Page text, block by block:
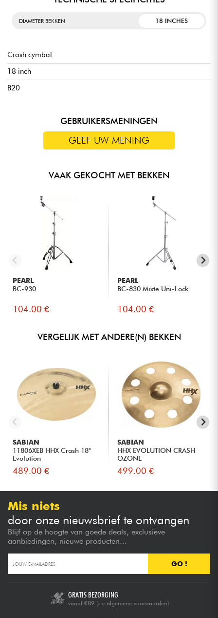
DIAMETER BEKKEN 18 INCHES
Crash cymbal
18 inch
B20
GEBRUIKERSMENINGEN
GEEF UW MENING
VAAK GEKOCHT MET BEKKEN
PEARL
BC-930
104.00 €
PEARL
BC-830 Mixte Uni-Lock
104.00 €
VERGELIJK MET ANDERE(N) BEKKEN
SABIAN
11806XEB HHX Crash 18"
Evolution
489.00 €
SABIAN
HHX EVOLUTION CRASH
OZONE
499.00 €
Mis niets
door onze nieuwsbrief te ontvangen
Blijf op de hoogte van goede deals, exclusieve
aanbiedingen, nieuwe producten...
GO !
GRATIS BEZORGING
vanaf €89 (zie algemene voorwaarden)